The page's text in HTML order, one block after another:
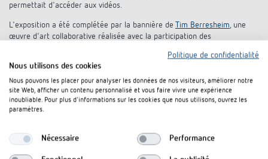
permettait d'accéder aux vidéos.
L'exposition a été complétée par la bannière de Tim Berresheim, une
œuvre d'art collaborative réalisée avec la participation des
la bannière était augmentée, c'est-à-dire que vous pouviez (et pouvez)
découvrir d'autres éléments passionnants dans la bannière de 7 mètres
de long à l'aide de votre smartphone et del'application "TB - Theben
100 AR" (gratuite sur Google Play Store et Apple Store).
Alors, vous êtes curieux ? Alors n'hésitez pas...
Politique de confidentialité
Nous utilisons des cookies
Nous pouvons les placer pour analyser les données de nos visiteurs, améliorer notre
site Web, afficher un contenu personnalisé et vous faire vivre une expérience
inoubliable. Pour plus d'informations sur les cookies que nous utilisons, ouvrez les
paramètres.
Nécessaire Performance